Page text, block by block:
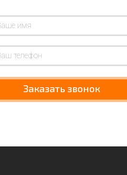
Заказать звонок